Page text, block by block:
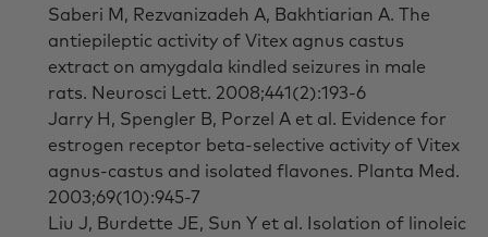
Saberi M, Rezvanizadeh A, Bakhtiarian A. The
antiepileptic activity of Vitex agnus castus
extract on amygdala kindled seizures in male
rats. Neurosci Lett. 2008;441(2):193-6
Jarry H, Spengler B, Porzel A et al. Evidence for
estrogen receptor beta-selective activity of Vitex
agnus-castus and isolated flavones. Planta Med.
2003;69(10):945-7
Liu J, Burdette JE, Sun Y et al. Isolation of linoleic